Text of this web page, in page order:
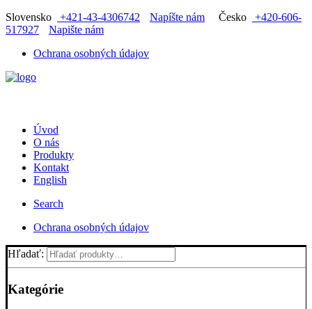
Slovensko +421-43-4306742 Napíšte nám Česko
+420-606-
517927
Napište nám
Ochrana osobných údajov
Úvod
O nás
Produkty
Kontakt
English
Search
Ochrana osobných údajov
Hľadať:
Kategórie